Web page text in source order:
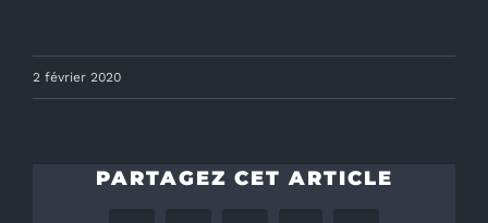
2 février 2020
PARTAGEZ CET ARTICLE